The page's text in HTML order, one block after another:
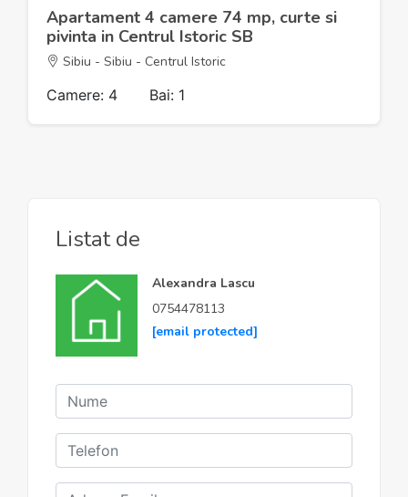
Apartament 4 camere 74 mp, curte si
pivinta in Centrul Istoric SB
Sibiu - Sibiu - Centrul Istoric
Camere: 4 Bai: 1
Listat de
Alexandra Lascu
0754478113
[email protected]